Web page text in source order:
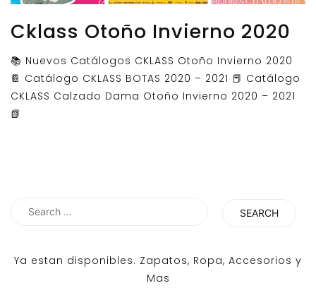
Cklass Otoño Invierno 2020
📚 Nuevos Catálogos CKLASS Otoño Invierno 2020
📔 Catálogo CKLASS BOTAS 2020 – 2021 📕 Catálogo
CKLASS Calzado Dama Otoño Invierno 2020 – 2021
📗
Search
Ya estan disponibles. Zapatos, Ropa, Accesorios y
Mas